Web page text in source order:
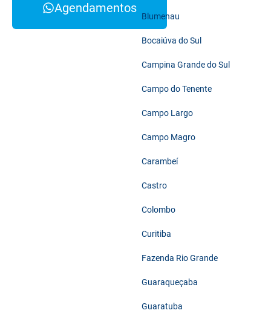
Agendamentos
Blumenau
Bocaiúva do Sul
Campina Grande do Sul
Campo do Tenente
Campo Largo
Campo Magro
Carambeí
Castro
Colombo
Curitiba
Fazenda Rio Grande
Guaraqueçaba
Guaratuba